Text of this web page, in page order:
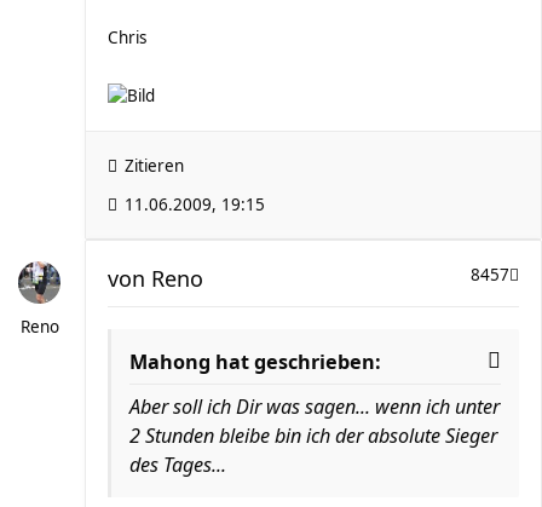
Chris
Zitieren
11.06.2009, 19:15
Reno
8457
von Reno
Mahong hat geschrieben:
Aber soll ich Dir was sagen... wenn ich unter
2 Stunden bleibe bin ich der absolute Sieger
des Tages...